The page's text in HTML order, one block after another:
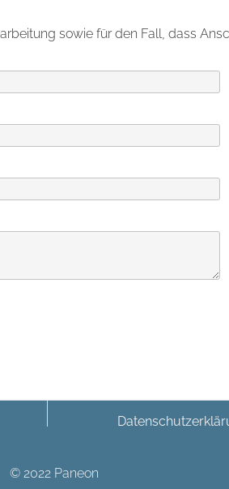
sowie für den Fall, dass
© 2022 Paneon